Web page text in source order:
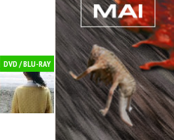
DVD / BLU-RAY